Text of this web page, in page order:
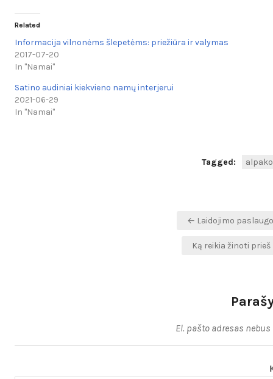
Related
Informacija vilnonėms šlepetėms: priežiūra ir valymas
2017-07-20
In "Namai"
Satino audiniai kiekvieno namų interjerui
2021-06-29
In "Namai"
Tagged:
← Laidojimo
Ką reikia žinoti
El. pašto adresas